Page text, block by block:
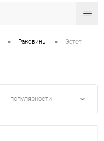
• Раковины • Эстет
популярности